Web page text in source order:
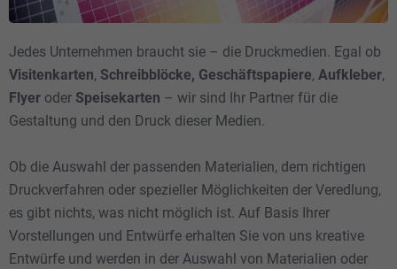
Jedes Unternehmen braucht sie – die Druckmedien. Egal ob
Visitenkarten, Schreibblöcke, Geschäftspapiere, Aufkleber,
Flyer oder Speisekarten – wir sind Ihr Partner für die
Gestaltung und den Druck dieser Medien.
Ob die Auswahl der passenden Materialien, dem richtigen
Druckverfahren oder spezieller Möglichkeiten der Veredlung,
es gibt nichts, was nicht möglich ist. Auf Basis Ihrer
Vorstellungen und Entwürfe erhalten Sie von uns kreative
Entwürfe und werden in der Auswahl von Materialien oder